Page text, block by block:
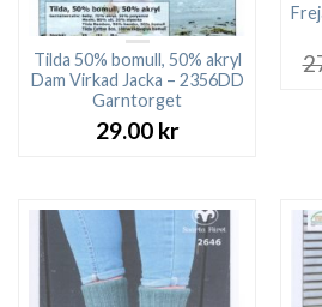
Tilda 50% bomull, 50% akryl
Dam Virkad Jacka – 2356DD
Garntorget
29.00 kr